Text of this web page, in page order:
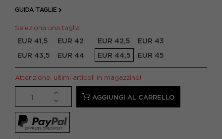
GUIDA TAGLIE
Seleziona una taglia
EUR 41,5 EUR 42 EUR 42,5
EUR 43
EUR 43,5
EUR 44 EUR 44,5 EUR 45
Attenzione: ultimi articoli in magazzino!
AGGIUNGI AL CARRELLO